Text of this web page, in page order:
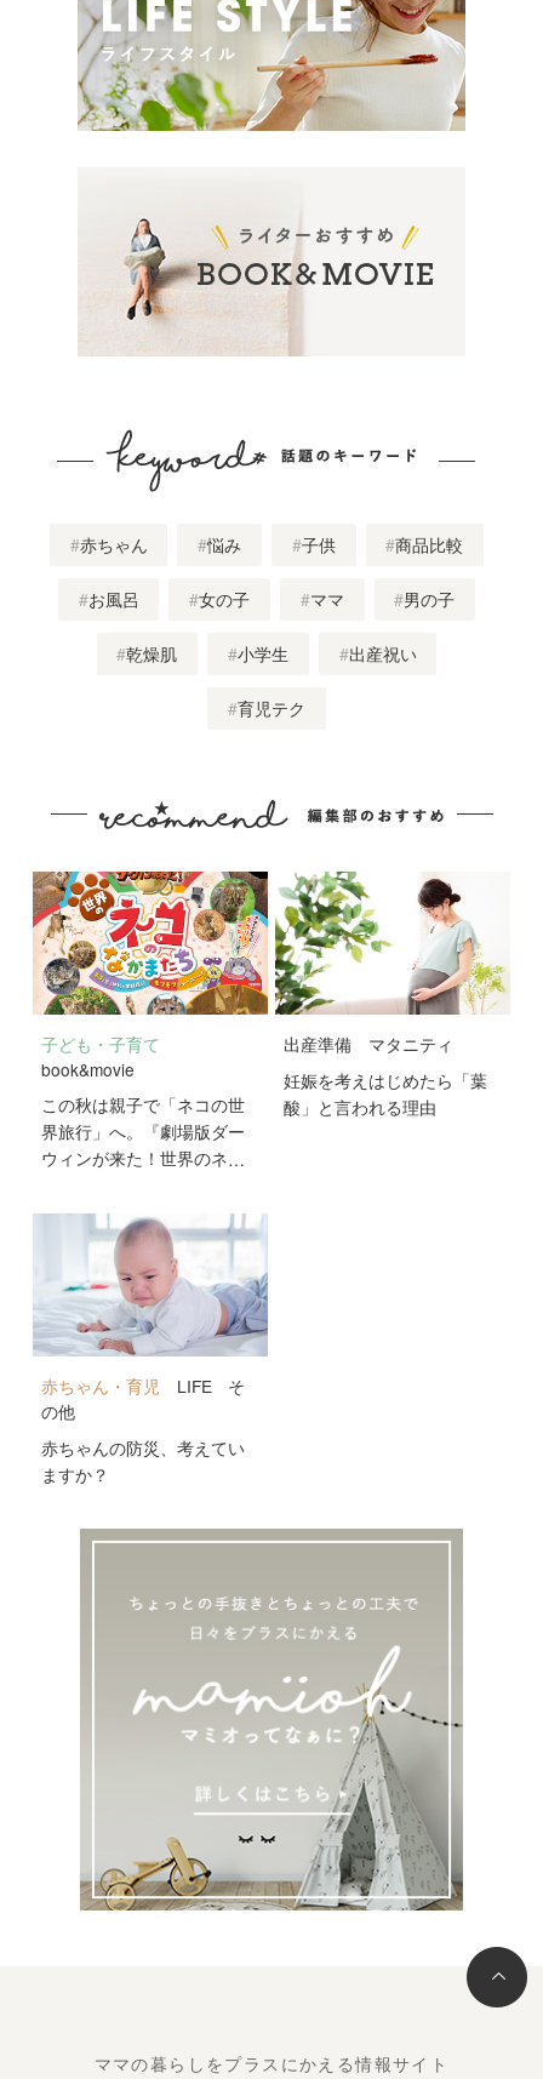
赤ちゃん 悩み 子供 商品比較
お風呂 女の子 ママ 男の子
乾燥肌 小学生 出産祝い
育児テク
子ども・子育て
book&movie
この秋は親子で「ネコの世
界旅行」へ。『劇場版ダー
ウィンが来た！世界のネコ
公開！
出産準備
マタニティ
妊娠を考えはじめたら「葉
酸」と言われる理由
赤ちゃん・育児 LIFE
そ
の他
赤ちゃんの防災、考えてい
ますか？
ママの暮らしをプラスにかえる情報サイト